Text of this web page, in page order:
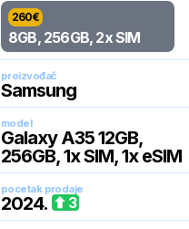
260€
8GB, 256GB, 2x SIM
proizvođač
Samsung
model
Galaxy A35 12GB,
256GB, 1x SIM, 1x eSIM
pocetak prodaje
2024. 3